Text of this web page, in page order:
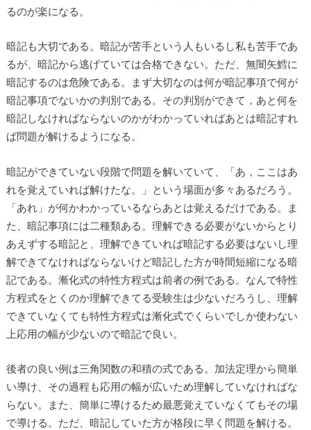
るのが楽になる。
暗記も大切である。暗記が苦手という人もいるし私も苦手であ
るが、暗記から逃げていては合格できない。ただ、無闇矢鱈に
暗記するのは危険である。まず大切なのは何が暗記事項で何が
暗記事項でないかの判別である。その判別ができて，あと何を
暗記しなければならないのかがわかっていればあとは暗記すれ
ば問題が解けるようになる。
暗記ができていない段階で問題を解いていて、「あ，ここはあ
れを覚えていれば解けたな。」という場面が多々あるだろう。
「あれ」が何かわかっているならあとは覚えるだけである。ま
た、暗記事項には二種類ある。理解できる必要がないからとり
あえずする暗記と、理解できていれば暗記する必要はないし理
解できてなければならないけど暗記した方が時間短縮になる暗
記である。漸化式の特性方程式は前者の例である。なんで特性
方程式をとくのか理解できてる受験生は少ないだろうし、理解
できていなくても特性方程式は漸化式でくらいでしか使わない
上応用の幅が少ないので暗記で良い。
後者の良い例は三角関数の和積の式である。加法定理から簡単
い導け、その過程も応用の幅が広いため理解していなければな
らない。また、簡単に導けるため最悪覚えていなくてもその場
で導ける。ただ、暗記していた方が格段に早く問題を解ける。